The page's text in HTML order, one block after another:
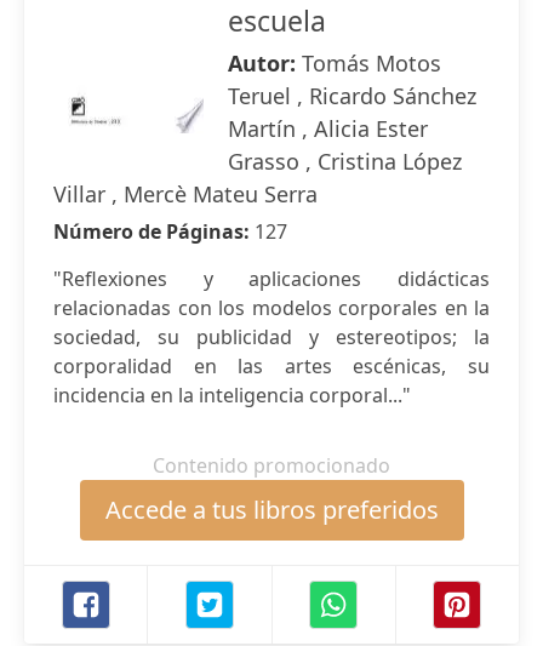
escuela
Autor: Tomás Motos
Teruel , Ricardo Sánchez
Martín , Alicia Ester
Grasso , Cristina López
Villar , Mercè Mateu Serra
Número de Páginas: 127
"Reflexiones y aplicaciones didácticas
relacionadas con los modelos corporales en la
sociedad, su publicidad y estereotipos; la
corporalidad en las artes escénicas, su
incidencia en la inteligencia corporal..."
Contenido promocionado
Accede a tus libros preferidos